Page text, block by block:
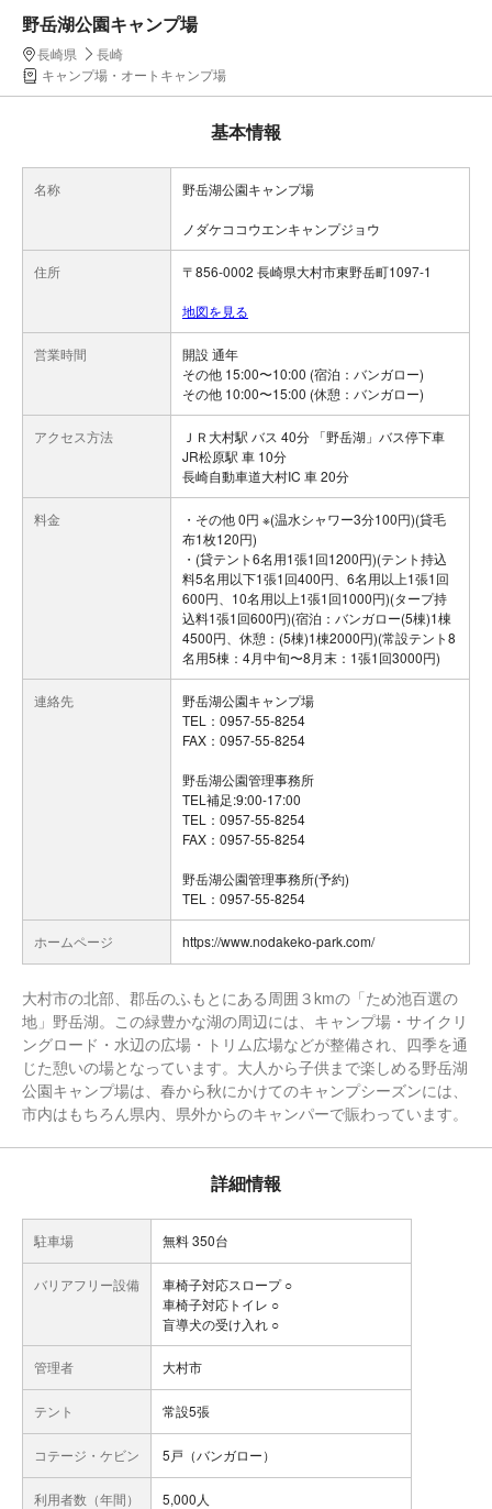
野岳湖公園キャンプ場
長崎県
長崎
キャンプ場・オートキャンプ場
基本情報
名称 野岳湖公園キャンプ場
ノダケココウエンキャンプジョウ
住所 〒856-0002 長崎県大村市東野岳町1097-1
地図を見る
営業時間
開設 通年
その他 15:00〜10:00 (宿泊：バンガロー)
その他 10:00〜15:00 (休憩：バンガロー)
アクセス方法
ＪＲ大村駅 バス 40分 「野岳湖」バス停下車
JR松原駅 車 10分
長崎自動車道大村IC 車 20分
料金
・その他 0円 ※(温水シャワー3分100円)(貸毛
布1枚120円)
・(貸テント6名用1張1回1200円)(テント持込
料5名用以下1張1回400円、6名用以上1張1回
600円、10名用以上1張1回1000円)(タープ持
込料1張1回600円)(宿泊：バンガロー(5棟)1棟
4500円、休憩：(5棟)1棟2000円)(常設テント8
名用5棟：4月中旬〜8月末：1張1回3000円)
連絡先
野岳湖公園キャンプ場
TEL：0957-55-8254
FAX：0957-55-8254
野岳湖公園管理事務所
TEL補足:9:00-17:00
TEL：0957-55-8254
FAX：0957-55-8254
野岳湖公園管理事務所(予約)
TEL：0957-55-8254
ホームページ https://www.nodakeko-park.com/
大村市の北部、郡岳のふもとにある周囲３kmの「ため池百選の
地」野岳湖。この緑豊かな湖の周辺には、キャンプ場・サイクリ
ングロード・水辺の広場・トリム広場などが整備され、四季を通
じた憩いの場となっています。大人から子供まで楽しめる野岳湖
公園キャンプ場は、春から秋にかけてのキャンプシーズンには、
市内はもちろん県内、県外からのキャンパーで賑わっています。
詳細情報
駐車場 無料 350台
バリアフリー設備
車椅子対応スロープ ○
車椅子対応トイレ ○
盲導犬の受け入れ ○
管理者 大村市
テント 常設5張
コテージ・ケビン 5戸（バンガロー）
利用者数（年間） 5,000人